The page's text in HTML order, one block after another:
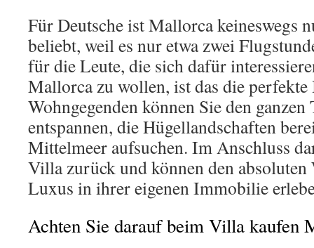
Für Deutsche ist Mallorca keineswegs
beliebt, weil es nur etwa zwei
für die Leute, die sich dafür
Mallorca zu wollen, ist das die perfekte
Wohngegenden können Sie den
entspannen, die Hügellandschaften
Mittelmeer aufsuchen. Im Anschluss
Villa zurück und können den
Luxus in ihrer eigenen Immobilie
Achten Sie darauf beim Villa kaufen